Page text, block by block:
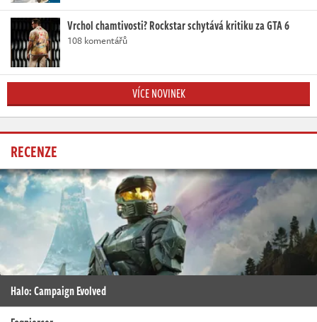
Vrchol chamtivosti? Rockstar schytává kritiku za GTA 6
108 komentářů
VÍCE NOVINEK
RECENZE
Halo: Campaign Evolved